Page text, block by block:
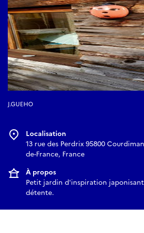
J.GUEHO
Localisation
13 rue des Perdrix 95800
de-France, France
À propos
Petit jardin d'inspiration
détente.